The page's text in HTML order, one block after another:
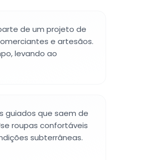
de um projeto de
e artesãos.
levando ao
guiados que saem de
roupas confortáveis
subterrâneas.